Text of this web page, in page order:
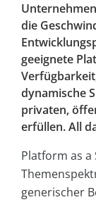
die
geeignete
dynamische
privaten,
erfüllen. All
Platform as a
generischer